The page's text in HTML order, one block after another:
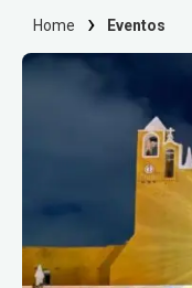
Home Eventos